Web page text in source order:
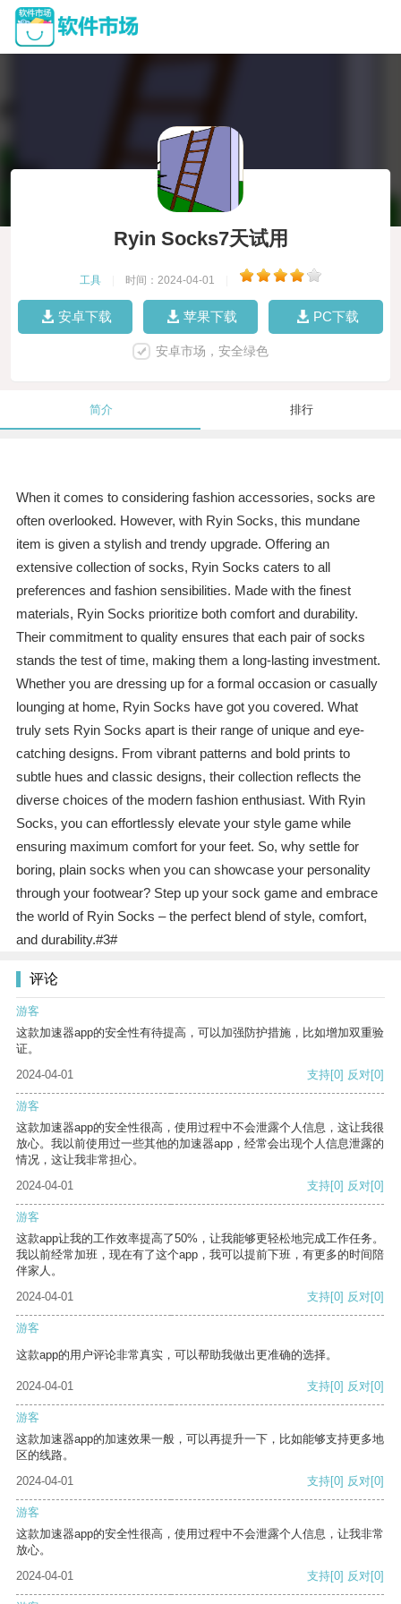
Ryin Socks7天试用
工具 时间：2024-04-01
安卓下载 苹果下载 PC下载
安卓市场，安全绿色
简介 排行
When it comes to considering fashion accessories, socks are
often overlooked. However, with Ryin Socks, this mundane
item is given a stylish and trendy upgrade. Offering an
extensive collection of socks, Ryin Socks caters to all
preferences and fashion sensibilities. Made with the finest
materials, Ryin Socks prioritize both comfort and durability.
Their commitment to quality ensures that each pair of socks
stands the test of time, making them a long-lasting investment.
Whether you are dressing up for a formal occasion or casually
lounging at home, Ryin Socks have got you covered. What
truly sets Ryin Socks apart is their range of unique and eye-
catching designs. From vibrant patterns and bold prints to
subtle hues and classic designs, their collection reflects the
diverse choices of the modern fashion enthusiast. With Ryin
Socks, you can effortlessly elevate your style game while
ensuring maximum comfort for your feet. So, why settle for
boring, plain socks when you can showcase your personality
through your footwear? Step up your sock game and embrace
the world of Ryin Socks – the perfect blend of style, comfort,
and durability.#3#
评论
游客
这款加速器app的安全性有待提高，可以加强防护措施，比如增加双重验
证。
2024-04-01
支持[0] 反对[0]
游客
这款加速器app的安全性很高，使用过程中不会泄露个人信息，这让我很
放心。我以前使用过一些其他的加速器app，经常会出现个人信息泄露的
情况，这让我非常担心。
2024-04-01
支持[0] 反对[0]
游客
这款app让我的工作效率提高了50%，让我能够更轻松地完成工作任务。
我以前经常加班，现在有了这个app，我可以提前下班，有更多的时间陪
伴家人。
2024-04-01
支持[0] 反对[0]
游客
这款app的用户评论非常真实，可以帮助我做出更准确的选择。
2024-04-01 支持[0] 反对[0]
游客
这款加速器app的加速效果一般，可以再提升一下，比如能够支持更多地
区的线路。
2024-04-01
支持[0] 反对[0]
游客
这款加速器app的安全性很高，使用过程中不会泄露个人信息，让我非常
放心。
2024-04-01
支持[0] 反对[0]